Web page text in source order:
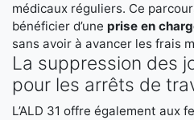
médicaux réguliers. Ce
bénéficier d’une prise en
sans avoir à avancer les frais
La suppression des
pour les arrêts de
L’ALD 31 offre également aux